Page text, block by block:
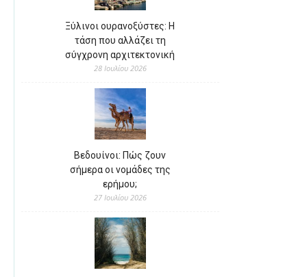
Ξύλινοι ουρανοξύστες: Η
τάση που αλλάζει τη
σύγχρονη αρχιτεκτονική
28 Ιουλίου 2026
Βεδουίνοι: Πώς ζουν
σήμερα οι νομάδες της
ερήμου;
27 Ιουλίου 2026